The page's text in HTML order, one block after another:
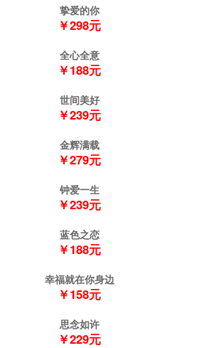
挚爱的你
￥298元
全心全意
￥188元
世间美好
￥239元
金辉满载
￥279元
钟爱一生
￥239元
蓝色之恋
￥188元
幸福就在你身边
￥158元
思念如许
￥229元